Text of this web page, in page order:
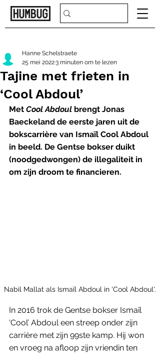
Tajine met frieten in
‘Cool Abdoul’
Hanne Schelstraete
25 mei 20223 minuten om te lezen
Met Cool Abdoul brengt Jonas
Baeckeland de eerste jaren uit de
bokscarrière van Ismaïl Cool Abdoul
in beeld. De Gentse bokser duikt
(noodgedwongen) de illegaliteit in
om zijn droom te financieren.
Nabil Mallat als Ismaïl Abdoul in 'Cool Abdoul'.
In 2016 trok de Gentse bokser Ismaïl
‘Cool’ Abdoul een streep onder zijn
carrière met zijn 99ste kamp. Hij won
en vroeg na afloop zijn vriendin ten